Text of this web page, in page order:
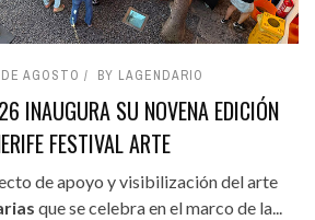
AGOSTO BY LAGENDARIO
INAUGURA SU NOVENA EDICIÓN
FESTIVAL ARTE
de apoyo y visibilización del arte
que se celebra en el marco de la...